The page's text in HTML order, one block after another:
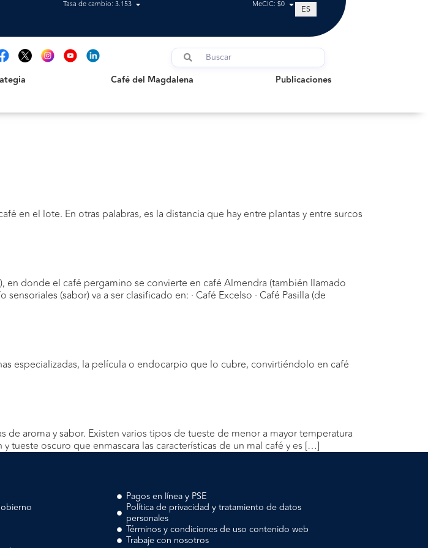
Tasa de cambio: 3.153 MeCIC: $0 ES
Café del Magdalena Publicaciones
Publicaciones
en el lote. En otras palabras, es la distancia que hay entre plantas y entre surcos
donde el café pergamino se convierte en café Almendra (también llamado
(sabor) va a ser clasificado en: · Café Excelso · Café Pasilla (de
especializadas, la película o endocarpio que lo cubre, convirtiéndolo en café
de aroma y sabor. Existen varios tipos de tueste de menor a mayor temperatura
oscuro que enmascara las características de un mal café y es […]
Pagos en línea y PSE
Política de privacidad y tratamiento de datos
personales
Términos y condiciones de uso contenido web
Trabaje con nosotros